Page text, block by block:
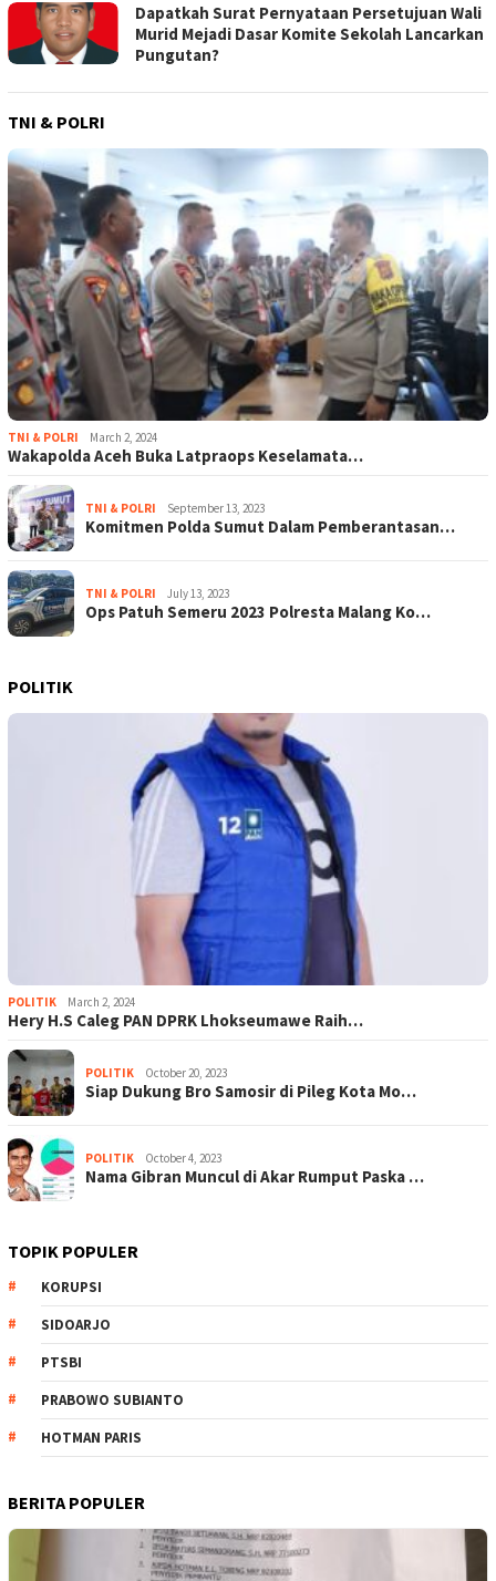
Dapatkah Surat Pernyataan Persetujuan Wali
Murid Mejadi Dasar Komite Sekolah Lancarkan
Pungutan?
TNI & POLRI
TNI & POLRI March 2, 2024
Wakapolda Aceh Buka Latpraops Keselamata…
TNI & POLRI September 13, 2023
Komitmen Polda Sumut Dalam Pemberantasan…
TNI & POLRI July 13, 2023
Ops Patuh Semeru 2023 Polresta Malang Ko…
POLITIK
POLITIK March 2, 2024
Hery H.S Caleg PAN DPRK Lhokseumawe Raih…
POLITIK October 20, 2023
Siap Dukung Bro Samosir di Pileg Kota Mo…
POLITIK October 4, 2023
Nama Gibran Muncul di Akar Rumput Paska …
TOPIK POPULER
KORUPSI
SIDOARJO
PTSBI
PRABOWO SUBIANTO
HOTMAN PARIS
BERITA POPULER